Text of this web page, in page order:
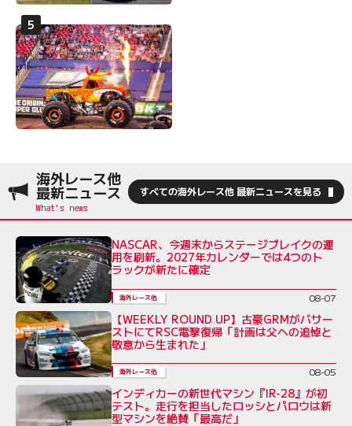
海外レース他
最新ニュース すべての海外レース他 最新ニュースを見る
NASCAR、今週末からステージブレイクの運
用を刷新。2027年カレンダーでは4つのト
ラックが新たに確定
海外レース他 08-07
【WEEKLY ROUND UP】古豪GRMがバサー
ストにてRSC電撃復帰「計画は父への追悼と
敬意から生まれた」
海外レース他 08-05
インディカーの新世代マシン『IR-28』が初
テスト。走行を担当したロッシとパロウは新
型マシンを絶賛「最高だ」